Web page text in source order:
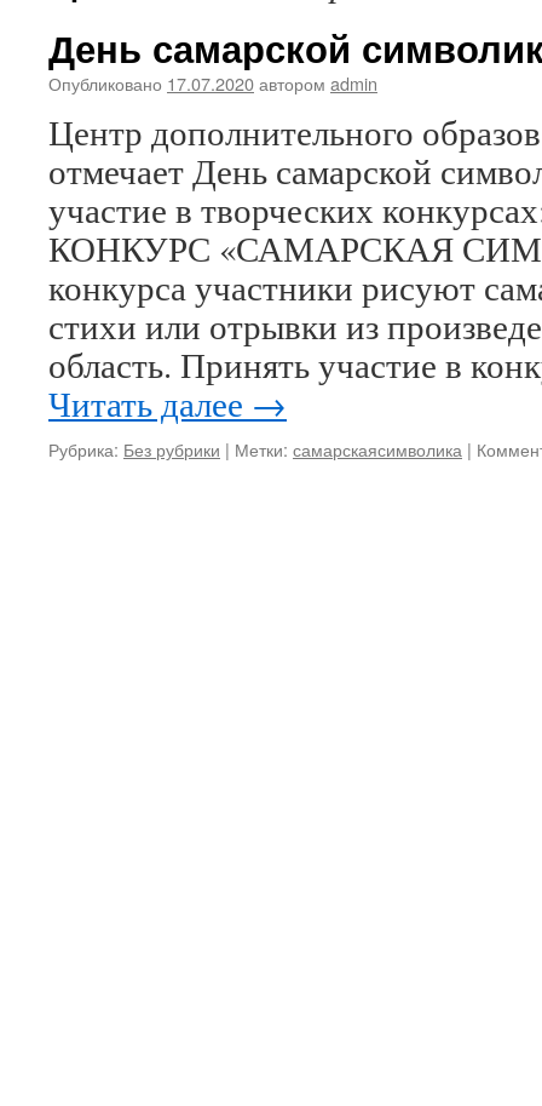
День самарской
Опубликовано 17.07.2020автором admin
Центр дополнительного
отмечает День самарской
участие в творческих
КОНКУРС «САМАРСКАЯ
конкурса участники рисуют
стихи или отрывки из
область. Принять участие в
Читать далее →
Рубрика: Без рубрики | Метки: самарскаясимволика |